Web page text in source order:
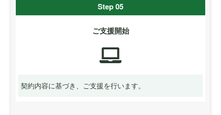
Step 05
ご支援開始
契約内容に基づき、ご支援を行います。